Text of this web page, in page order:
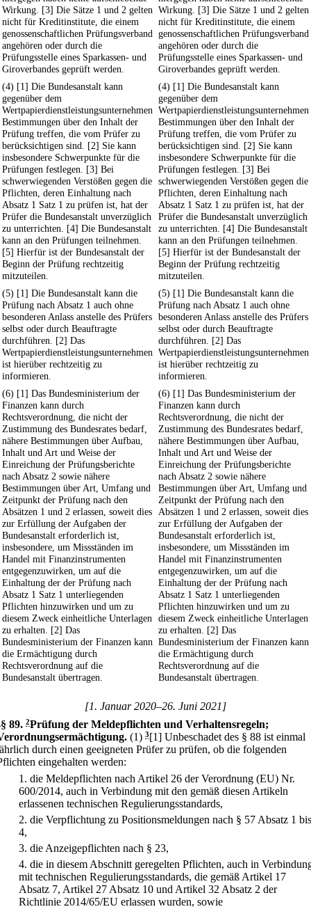
Wirkung. [3] Die Sätze 1 und 2 gelten
nicht für Kreditinstitute, die einem
genossenschaftlichen Prüfungsverband
angehören oder durch die
Prüfungsstelle eines Sparkassen- und
Giroverbandes geprüft werden.
Wirkung. [3] Die Sätze 1 und 2 gelten
nicht für Kreditinstitute, die einem
genossenschaftlichen Prüfungsverband
angehören oder durch die
Prüfungsstelle eines Sparkassen- und
Giroverbandes geprüft werden.
(4) [1] Die Bundesanstalt kann
gegenüber dem
Wertpapierdienstleistungsunternehmen
Bestimmungen über den Inhalt der
Prüfung treffen, die vom Prüfer zu
berücksichtigen sind. [2] Sie kann
insbesondere Schwerpunkte für die
Prüfungen festlegen. [3] Bei
schwerwiegenden Verstößen gegen die
Pflichten, deren Einhaltung nach
Absatz 1 Satz 1 zu prüfen ist, hat der
Prüfer die Bundesanstalt unverzüglich
zu unterrichten. [4] Die Bundesanstalt
kann an den Prüfungen teilnehmen.
[5] Hierfür ist der Bundesanstalt der
Beginn der Prüfung rechtzeitig
mitzuteilen.
(4) [1] Die Bundesanstalt kann
gegenüber dem
Wertpapierdienstleistungsunternehmen
Bestimmungen über den Inhalt der
Prüfung treffen, die vom Prüfer zu
berücksichtigen sind. [2] Sie kann
insbesondere Schwerpunkte für die
Prüfungen festlegen. [3] Bei
schwerwiegenden Verstößen gegen die
Pflichten, deren Einhaltung nach
Absatz 1 Satz 1 zu prüfen ist, hat der
Prüfer die Bundesanstalt unverzüglich
zu unterrichten. [4] Die Bundesanstalt
kann an den Prüfungen teilnehmen.
[5] Hierfür ist der Bundesanstalt der
Beginn der Prüfung rechtzeitig
mitzuteilen.
(5) [1] Die Bundesanstalt kann die
Prüfung nach Absatz 1 auch ohne
besonderen Anlass anstelle des Prüfers
selbst oder durch Beauftragte
durchführen. [2] Das
Wertpapierdienstleistungsunternehmen
ist hierüber rechtzeitig zu
informieren.
(5) [1] Die Bundesanstalt kann die
Prüfung nach Absatz 1 auch ohne
besonderen Anlass anstelle des Prüfers
selbst oder durch Beauftragte
durchführen. [2] Das
Wertpapierdienstleistungsunternehmen
ist hierüber rechtzeitig zu
informieren.
(6) [1] Das Bundesministerium der
Finanzen kann durch
Rechtsverordnung, die nicht der
Zustimmung des Bundesrates bedarf,
nähere Bestimmungen über Aufbau,
Inhalt und Art und Weise der
Einreichung der Prüfungsberichte
nach Absatz 2 sowie nähere
Bestimmungen über Art, Umfang und
Zeitpunkt der Prüfung nach den
Absätzen 1 und 2 erlassen, soweit dies
zur Erfüllung der Aufgaben der
Bundesanstalt erforderlich ist,
insbesondere, um Missständen im
Handel mit Finanzinstrumenten
entgegenzuwirken, um auf die
Einhaltung der der Prüfung nach
Absatz 1 Satz 1 unterliegenden
Pflichten hinzuwirken und um zu
diesem Zweck einheitliche Unterlagen
zu erhalten. [2] Das
Bundesministerium der Finanzen kann
die Ermächtigung durch
Rechtsverordnung auf die
Bundesanstalt übertragen.
(6) [1] Das Bundesministerium der
Finanzen kann durch
Rechtsverordnung, die nicht der
Zustimmung des Bundesrates bedarf,
nähere Bestimmungen über Aufbau,
Inhalt und Art und Weise der
Einreichung der Prüfungsberichte
nach Absatz 2 sowie nähere
Bestimmungen über Art, Umfang und
Zeitpunkt der Prüfung nach den
Absätzen 1 und 2 erlassen, soweit dies
zur Erfüllung der Aufgaben der
Bundesanstalt erforderlich ist,
insbesondere, um Missständen im
Handel mit Finanzinstrumenten
entgegenzuwirken, um auf die
Einhaltung der der Prüfung nach
Absatz 1 Satz 1 unterliegenden
Pflichten hinzuwirken und um zu
diesem Zweck einheitliche Unterlagen
zu erhalten. [2] Das
Bundesministerium der Finanzen kann
die Ermächtigung durch
Rechtsverordnung auf die
Bundesanstalt übertragen.
[1. Januar 2020–26. Juni 2021]
§ 89. 2Prüfung der Meldepflichten und Verhaltensregeln;
(1) 3[1] Unbeschadet des § 88 ist einmal
durch einen geeigneten Prüfer zu prüfen, ob die folgenden
eingehalten werden:
1. die Meldepflichten nach Artikel 26 der Verordnung (EU) Nr.
600/2014, auch in Verbindung mit den gemäß diesen Artikeln
erlassenen technischen Regulierungsstandards,
2. die Verpflichtung zu Positionsmeldungen nach § 57 Absatz 1 bis
4,
3. die Anzeigepflichten nach § 23,
4. die in diesem Abschnitt geregelten Pflichten, auch in
mit technischen Regulierungsstandards, die gemäß Artikel 17
Absatz 7, Artikel 27 Absatz 10 und Artikel 32 Absatz 2 der
Richtlinie 2014/65/EU erlassen wurden, sowie